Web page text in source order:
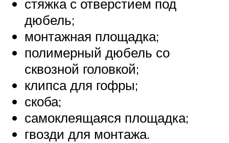
стяжка с отверстием под
дюбель;
монтажная площадка;
полимерный дюбель со
сквозной головкой;
клипса для гофры;
скоба;
самоклеящаяся площадка;
гвозди для монтажа.